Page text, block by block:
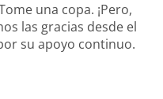
una copa. ¡Pero,
las gracias desde el
su apoyo continuo.